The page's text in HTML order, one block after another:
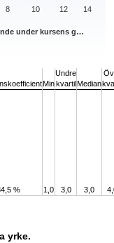
under kursens g…
8 10 12 14
Min
Undre
kvartilMedian
% 1,0 3,0 3,0
yrke.